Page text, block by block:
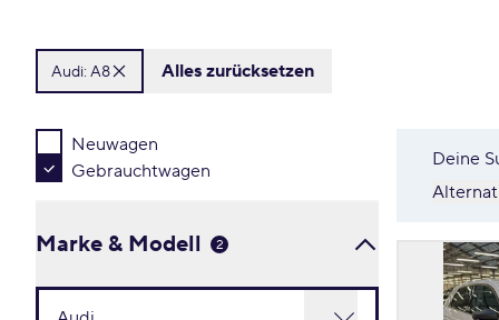
Audi: A8 Alles zurücksetzen
Neuwagen
Gebrauchtwagen
Marke & Modell 2
Deine